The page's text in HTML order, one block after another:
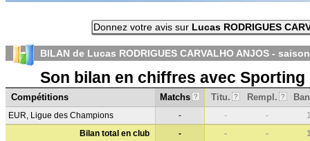
Donnez votre avis sur Lucas RODRIGUES
BILAN de Lucas RODRIGUES CARVALHO ANJOS -
Son bilan en chiffres avec
Compétitions Matchs ? Titu. ? Rempl. ?
EUR, Ligue des Champions - - -
Bilan total en club
- - -